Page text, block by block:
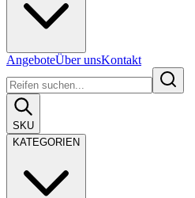
AngeboteÜber unsKontakt
SKU
KATEGORIEN